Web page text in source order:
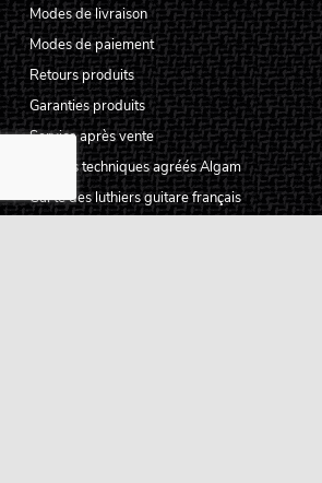
Modes de livraison
Modes de paiement
Retours produits
Garanties produits
Service après vente
Centres techniques agréés Algam
Carte des luthiers guitare français